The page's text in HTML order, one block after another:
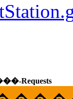
Requests